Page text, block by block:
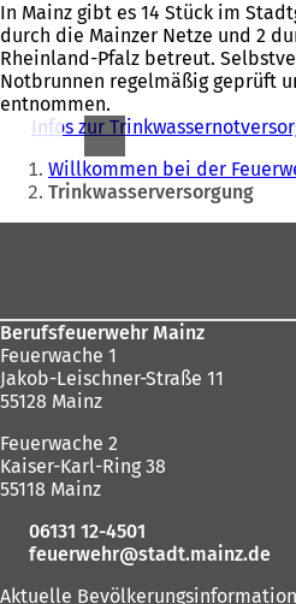
In Mainz gibt es 14 Stück im
durch die Mainzer Netze und 2
Rheinland-Pfalz betreut.
Notbrunnen regelmäßig geprüft
entnommen.
Infos zur
Sie
befinden
sich
Willkommen bei der
Trinkwasserversorgung
Berufsfeuerwehr Mainz
Feuerwache 1
Jakob-Leischner-Straße 11
55128 Mainz
Feuerwache 2
Kaiser-Karl-Ring 38
55118 Mainz
06131 12-4501
feuerwehr
stadt.mainz de
Aktuelle